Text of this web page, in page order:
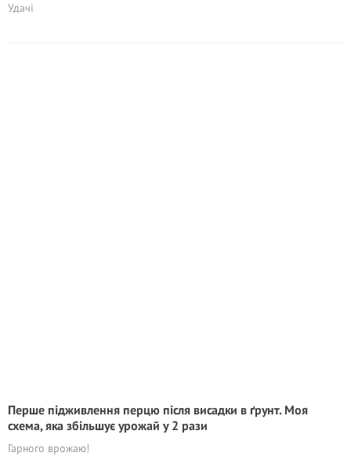
Удачі
Перше підживлення перцю після висадки в ґрунт. Моя
схема, яка збільшує урожай у 2 рази
Гарного врожаю!